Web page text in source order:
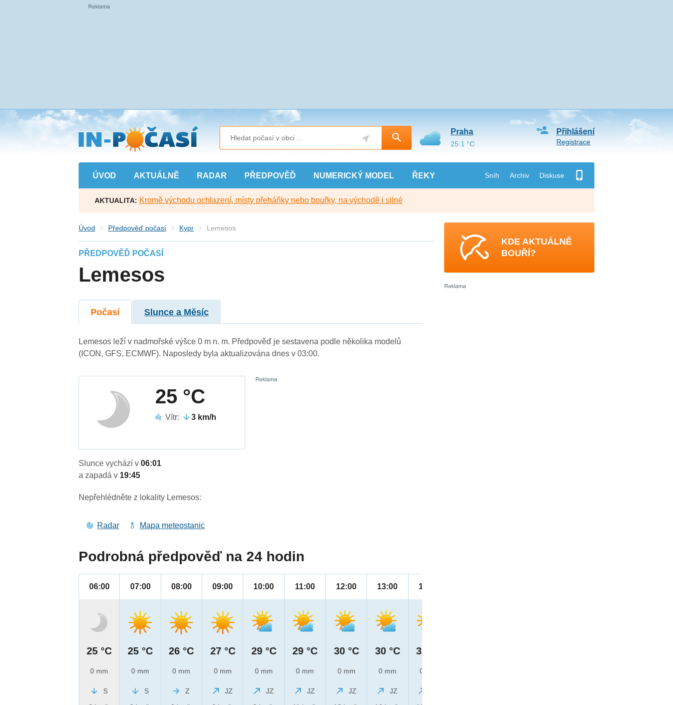
Přejít
na
hlavní
obsah
ÚVOD AKTUÁLNĚ RADAR PŘEDPOVĚĎ NUMERICKÝ MODEL ŘEKY Sníh Archiv Diskuse
Přihlášení
Registrace
Praha
25.1 °C
AKTUALITA: Kromě východu ochlazení, místy přeháňky nebo bouřky, na východě i silné
Úvod Předpověď počasí Kypr Lemesos
PŘEDPOVĚĎ POČASÍ
Lemesos
Počasí Slunce a Měsíc
Lemesos leží v nadmořské výšce 0 m n. m. Předpověď je sestavena podle několika modelů
(ICON, GFS, ECMWF). Naposledy byla aktualizována dnes v 03:00.
25 °C
Vítr: 3 km/h
Slunce vychází v06:01
a zapadá v 19:45
Nepřehlédněte z lokality Lemesos:
Radar Mapa meteostanic
Podrobná předpověď na 24 hodin
06:00
25 °C
0 mm
S
07:00
25 °C
0 mm
S
08:00
26 °C
0 mm
Z
09:00
27 °C
0 mm
JZ
10:00
29 °C
0 mm
JZ
11:00
29 °C
0 mm
JZ
12:00
30 °C
0 mm
JZ
13:00
30 °C
0 mm
JZ
14:00
31 °C
0 mm
KDE AKTUÁLNĚ
BOUŘÍ?